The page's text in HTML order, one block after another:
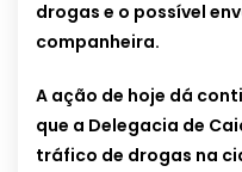
drogas e o possível
companheira.
A ação de hoje dá
que a Delegacia de
tráfico de drogas na